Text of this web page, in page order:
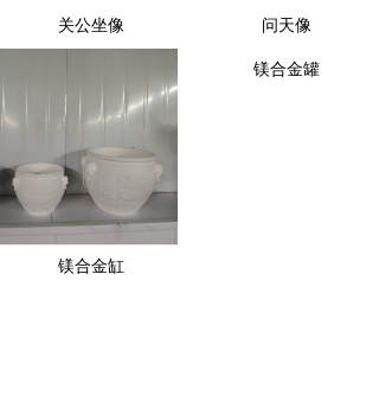
关公坐像 问天像
镁合金缸
镁合金罐